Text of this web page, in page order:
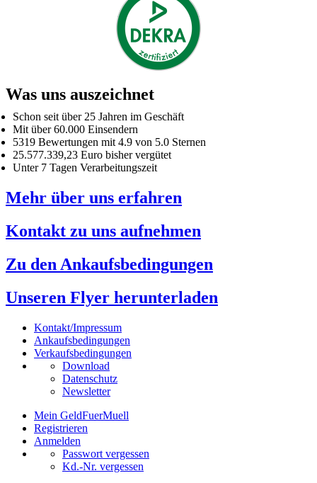
Was uns auszeichnet
Schon seit über 25 Jahren im Geschäft
Mit über 60.000 Einsendern
5319 Bewertungen mit 4.9 von 5.0 Sternen
25.577.339,23 Euro bisher vergütet
Unter 7 Tagen Verarbeitungszeit
Mehr über uns erfahren
Kontakt zu uns aufnehmen
Zu den Ankaufsbedingungen
Unseren Flyer herunterladen
Kontakt/Impressum
Ankaufsbedingungen
Verkaufsbedingungen
Download
Datenschutz
Newsletter
Mein GeldFuerMuell
Registrieren
Anmelden
Passwort vergessen
Kd.-Nr. vergessen